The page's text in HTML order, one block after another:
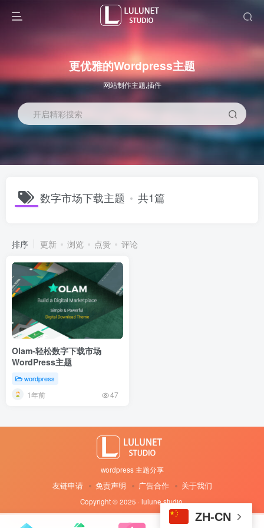
更优雅的Wordpress主题
网站制作主题,插件
开启精彩搜索
数字市场下载主题 共1篇
排序 更新 浏览 点赞 评论
Olam-轻松数字下载市场
WordPress主题
wordpress
1年前 47
wordpress 主题分享
友链申请 免责声明 广告合作 关于我们
Copyright © 2025 · lulune studio·
ZH-CN